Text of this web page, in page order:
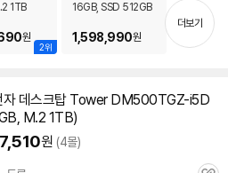
기
2위
1TB
원
16GB, SSD 512GB
1,598,990원
더보기
자 데스크탑 Tower DM500TGZ-i5D
M.2 1TB)
원 (4몰)